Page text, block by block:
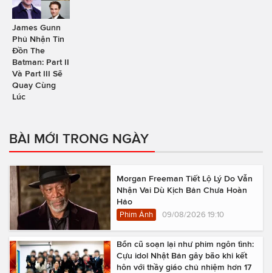
James Gunn
Phủ Nhận Tin
Đồn The
Batman: Part II
Và Part III Sẽ
Quay Cùng
Lúc
BÀI MỚI TRONG NGÀY
Morgan Freeman Tiết Lộ Lý Do Vẫn
Nhận Vai Dù Kịch Bản Chưa Hoàn
Hảo
Phim Ảnh 09/08/2026 19:10
Bổn cũ soạn lại như phim ngôn tình:
Cựu idol Nhật Bản gây bão khi kết
hôn với thầy giáo chủ nhiệm hơn 17